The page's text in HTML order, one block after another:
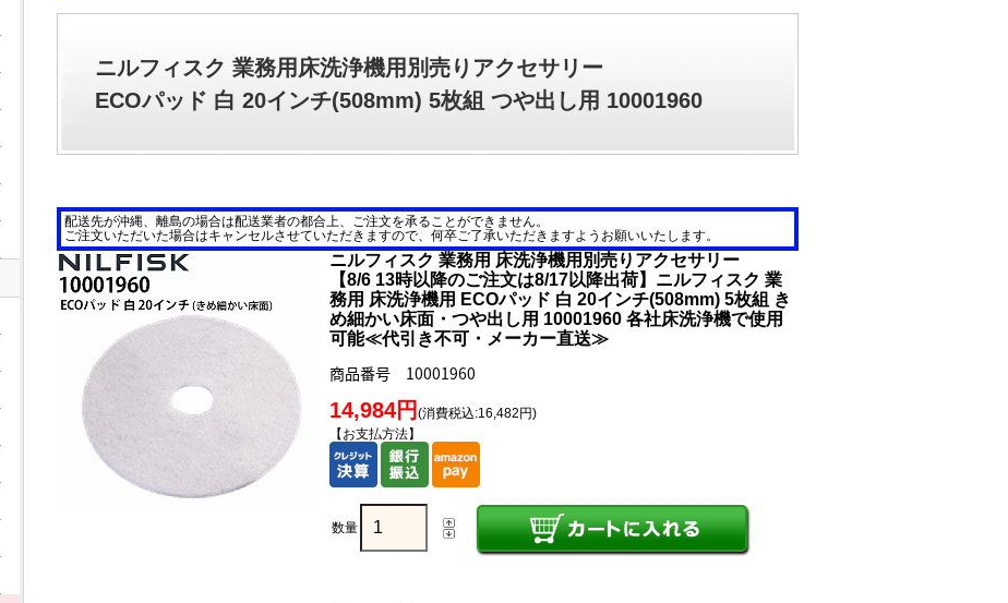
ニルフィスク 業務用床洗浄機用別売りアクセサリー
ECOパッド 白 20インチ(508mm) 5枚組 つや出し用 10001960
配送先が沖縄、離島の場合は配送業者の都合上、ご注文を承ることができません。
ご注文いただいた場合はキャンセルさせていただきますので、何卒ご了承いただきますようお願いいたします。
ニルフィスク 業務用 床洗浄機用別売りアクセサリー
【8/6 13時以降のご注文は8/17以降出荷】ニルフィスク 業
務用 床洗浄機用 ECOパッド 白 20インチ(508mm) 5枚組 き
め細かい床面・つや出し用 10001960 各社床洗浄機で使用
可能≪代引き不可・メーカー直送≫
商品番号 10001960
14,984円 (消費税込:16,482円)
【お支払方法】
数量